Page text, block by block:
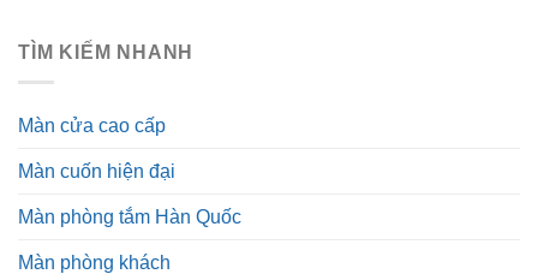
TÌM KIẾM NHANH
Màn cửa cao cấp
Màn cuốn hiện đại
Màn phòng tắm Hàn Quốc
Màn phòng khách